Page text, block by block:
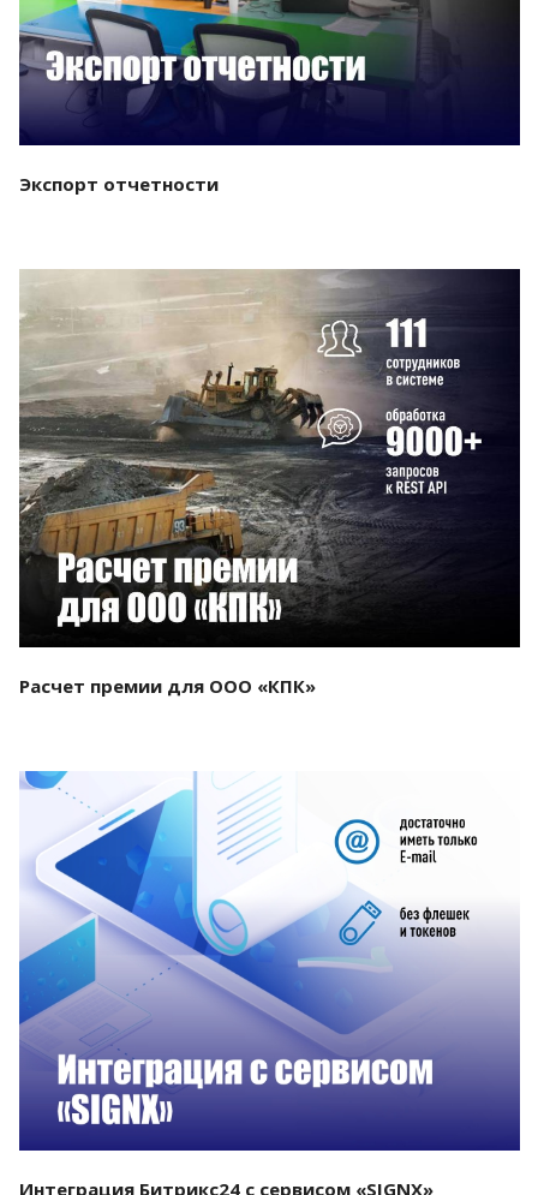
Экспорт отчетности
Смотреть проект
Расчет премии для ООО «КПК»
Смотреть проект
Интеграция Битрикс24 с сервисом «SIGNX»